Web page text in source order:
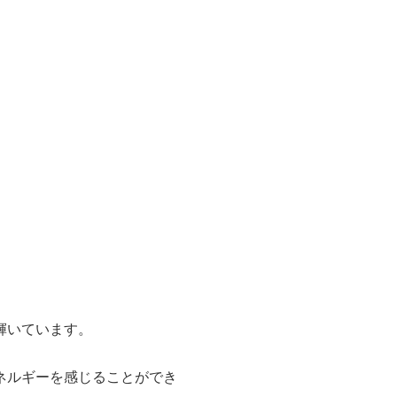
ています。
ギーを感じることができ